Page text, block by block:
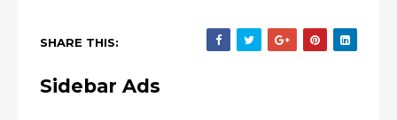
SHARE THIS:
Sidebar Ads